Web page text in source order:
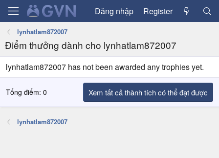
Đăng nhập Register
lynhatlam872007
Điểm thưởng dành cho lynhatlam872007
lynhatlam872007 has not been awarded any trophies yet.
Tổng điểm: 0 Xem tất cả thành tích có thể đạt được
lynhatlam872007